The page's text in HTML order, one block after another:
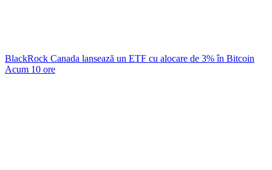
BlackRock Canada lansează un ETF cu alocare de 3% în Bitcoin
Acum 10 ore